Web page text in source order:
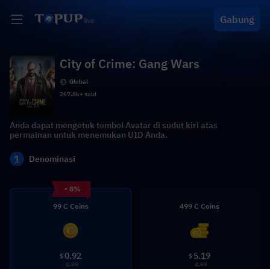
Gabung
City of Crime: Gang Wars
Global
267.8k+ sold
Anda dapat mengetuk tombol Avatar di sudut kiri atas
permainan untuk menemukan UID Anda.
1 Denominasi
- 8%
99 C Coins
$0.92
0.99
499 C Coins
$ 5.19
4.99